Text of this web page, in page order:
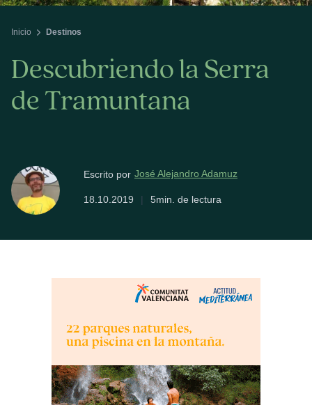
Inicio Destinos
Descubriendo la Serra
de Tramuntana
Escrito por José Alejandro Adamuz
18.10.2019 | 5min. de lectura